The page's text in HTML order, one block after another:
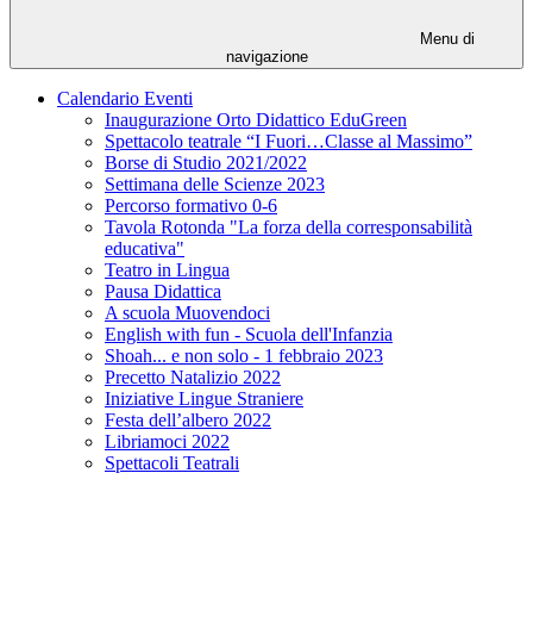
Menu di
navigazione
Calendario Eventi
Inaugurazione Orto Didattico EduGreen
Spettacolo teatrale “I Fuori…Classe al Massimo”
Borse di Studio 2021/2022
Settimana delle Scienze 2023
Percorso formativo 0-6
Tavola Rotonda "La forza della corresponsabilità
educativa"
Teatro in Lingua
Pausa Didattica
A scuola Muovendoci
English with fun - Scuola dell'Infanzia
Shoah... e non solo - 1 febbraio 2023
Precetto Natalizio 2022
Iniziative Lingue Straniere
Festa dell’albero 2022
Libriamoci 2022
Spettacoli Teatrali